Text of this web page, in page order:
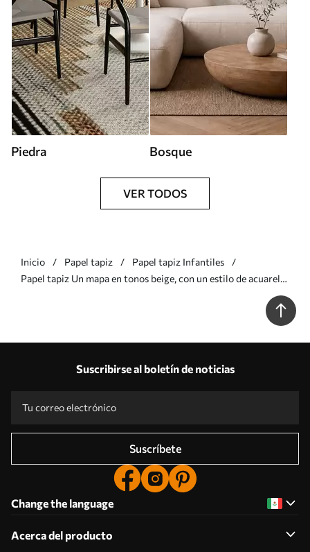
Piedra Bosque
VER TODOS
Inicio Papel tapiz
Papel tapiz Infantiles
Papel tapiz Un mapa en tonos beige, con un estilo de acuarela,
Suscribirse al boletín de noticias
Suscríbete
Change the language
Acerca del producto